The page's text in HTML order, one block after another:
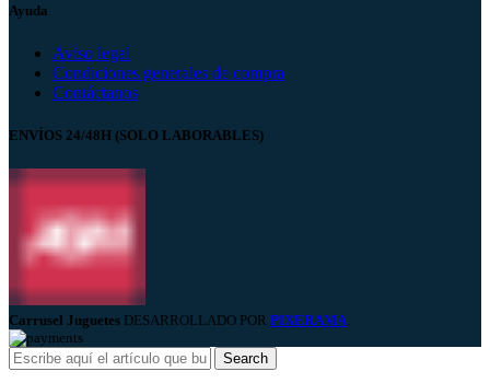
Ayuda
Aviso legal
Condiciones generales de compra
Contáctanos
ENVÍOS 24/48H (SOLO LABORABLES)
Carrusel Juguetes DESARROLLADO POR PIXERAMA.
Search